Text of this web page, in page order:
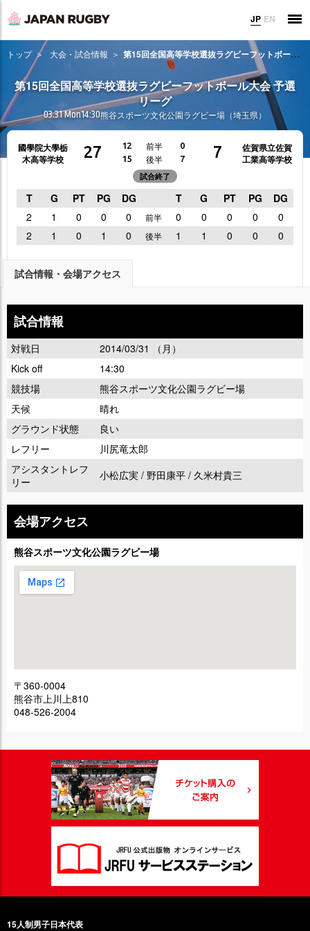
JP EN
トップ 大会・試合情報 第15回全国高等学校選抜ラグビーフットボール大会 予選リーグ
第15回全国高等学校選抜ラグビーフットボール大会 予選
リーグ
03.31 Mon14:30熊谷スポーツ文化公園ラグビー場（埼玉県）
國學院大學栃
木高等学校
27 12 前半
0
15
後半 7
試合終了
7
佐賀県立佐賀
工業高等学校
T G PT PG DG T G PT PG
DG
2
1 0 0 0 前半 0 0 0 0
0
2
1 0 1 0 後半 1 1 0 0 0
試合情報・会場アクセス
試合情報
対戦日
2014/03/31 （月）
Kick off
14:30
競技場
熊谷スポーツ文化公園ラグビー場
天候
晴れ
グラウンド状態
良い
レフリー
川尻竜太郎
アシスタントレフ
リー
小松広実 / 野田康平 / 久米村貴三
会場アクセス
熊谷スポーツ文化公園ラグビー場
〒360-0004
熊谷市上川上810
048-526-2004
15人制男子日本代表